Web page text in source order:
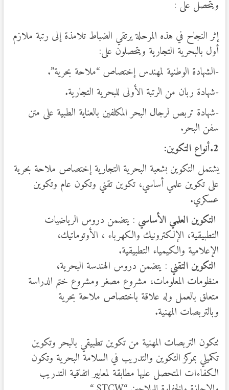
ويتحصل على :
إثر النجاح في هذه المرحلة يرتقي الضباط تلامذة إلى رتبة ملازم
أول بالبحرية التجارية ويتحصلون على:
-الشهادة الوطنية لمهندس إختصاص “ملاحة بحرية”.
-شهادة ربان من الرتبة الأولى للبحرية التجارية.
-شهادة تربص لرجال البحر المكلفين بالعناية الطبية على متن
سفن البحر.
2.أنواع التكوين
:
يشتمل التكوين بشعبة البحرية التجارية إختصاص ملاحة بحرية
على تكوين علمي أساسي، تكوين تقني وتكون عام وتكوين
عسكري.
التكوين العلمي الأساسي : يتضمن دروس الرياضيات
التطبيقية، الإلكترونيك والكهرباء ، الأوتوماتيك،
الإعلامية والكيمياء التطبيقية.
التكوين التقني : يتضمن دروس الهندسة البحرية،
منظومات المعلومات، مشروع مصغر ومشروع ختم الدراسة
متعلق بالعمل وله علاقة باختصاص ملاحة بحرية
وبالتربصات المهنية.
تتكون التربصات المهنية من تكوين تطبيقي بالبحر وتكوين
تكميلي بمركز التكوين والتدريب في السلامة البحرية وتكون
الكفاءات المتحصل عليها مطابقة لمعايير اتفاقية التدريب